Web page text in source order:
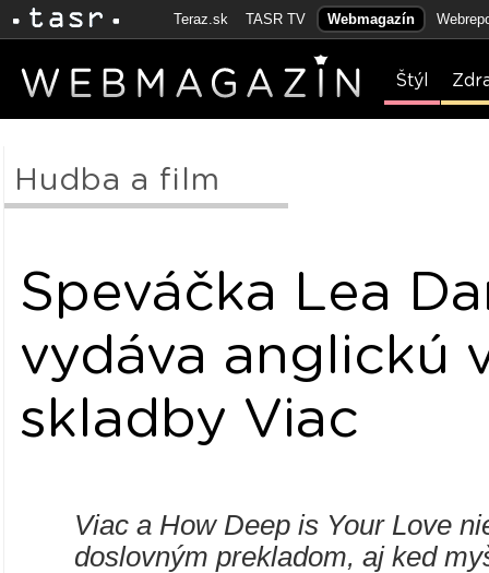
Teraz.sk TASR TV Webmagazín
Štýl
Hudba a film
Speváčka Lea
vydáva anglickú
skladby Viac
Viac a How Deep is Your Love
doslovným prekladom, aj ked